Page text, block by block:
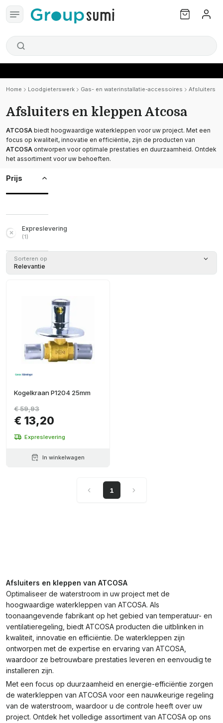
Home Loodgieterswerk Gas- en waterinstallatie-accessoires Afsluiters
Afsluiters en kleppen Atcosa
ATCOSA biedt hoogwaardige waterkleppen voor uw project. Met een
focus op kwaliteit, innovatie en efficiëntie, zijn de producten van
ATCOSA ontworpen voor optimale prestaties en duurzaamheid. Ontdek
het assortiment voor uw behoeften.
Prijs
Expreslevering
(1)
Sorteren op
Relevantie
Kogelkraan P1204 25mm
€ 13,20
€ 59,93
Expreslevering
In winkelwagen
1
Afsluiters en kleppen van ATCOSA
Optimaliseer de waterstroom in uw project met de
hoogwaardige waterkleppen van ATCOSA. Als
toonaangevende fabrikant op het gebied van temperatuur- en
ventilatieregeling, biedt ATCOSA producten die uitblinken in
kwaliteit, innovatie en efficiëntie. De waterkleppen zijn
ontworpen met de expertise en ervaring van ATCOSA,
waardoor ze betrouwbare prestaties leveren en eenvoudig te
installeren zijn.
Met een focus op duurzaamheid en energie-efficiëntie zorgen
de waterkleppen van ATCOSA voor een nauwkeurige regeling
van de waterstroom, waardoor u de controle heeft over uw
project. Ontdek het volledige assortiment van ATCOSA op ons